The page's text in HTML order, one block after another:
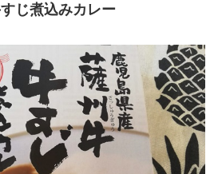
じ煮込みカレー